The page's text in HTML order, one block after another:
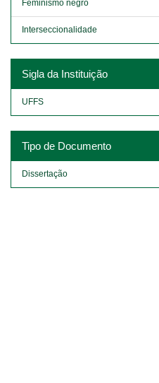
Feminismo negro
Interseccionalidade
Sigla da Instituição
UFFS
Tipo de Documento
Dissertação